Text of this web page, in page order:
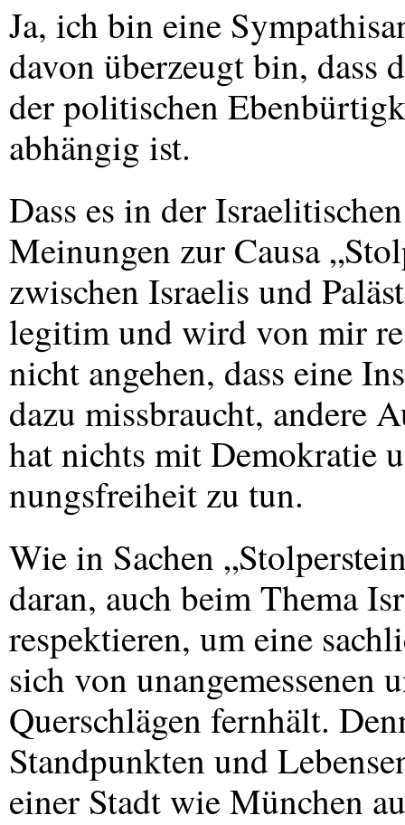
Ja, ich bin eine
davon überzeugt bin, dass
der politischen
abhängig ist.
Dass es in der
Meinungen zur Causa
zwischen Israelis und
legitim und wird von mir
nicht angehen, dass eine
dazu missbraucht, andere
hat nichts mit Demokratie
nungsfreiheit zu tun.
Wie in Sachen
daran, auch beim Thema
respektieren, um eine
sich von unangemessenen
Querschlägen fernhält.
Standpunkten und
einer Stadt wie München